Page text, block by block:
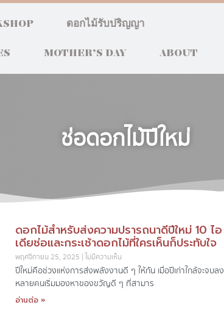
ดอกไม้รับปริญญา
MOTHER’S DAY ABOUT
ช่อดอกไม้ปีใหม่
ดอกไม้สำหรับส่งความปรารถนาดีปีใหม่ 10 ไอ
เดียช่อและกระเช้าดอกไม้ที่ใครเห็นก็ประทับใจ
พฤศจิกายน 25, 2025 ไม่มีความเห็น
ปีใหม่คือช่วงแห่งการส่งพลังงานดี ๆ ให้กัน เมื่อปีเก่าใกล้จะจบลง
หลายคนเริ่มมองหาของขวัญดี ๆ ที่สามาร
อ่านต่อ »